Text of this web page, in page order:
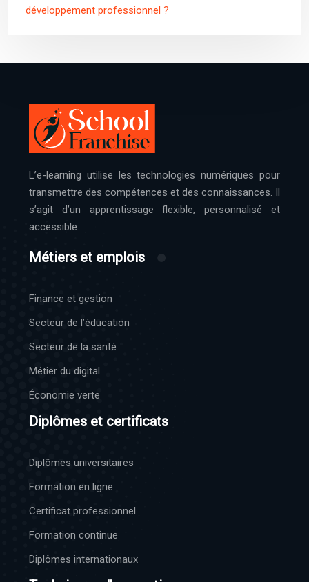
développement professionnel ?
L’e-learning utilise les technologies numériques pour
transmettre des compétences et des connaissances. Il
s’agit d’un apprentissage flexible, personnalisé et
accessible.
Métiers et emplois
Finance et gestion
Secteur de l’éducation
Secteur de la santé
Métier du digital
Économie verte
Diplômes et certificats
Diplômes universitaires
Formation en ligne
Certificat professionnel
Formation continue
Diplômes internationaux